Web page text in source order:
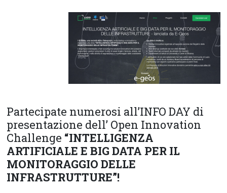
Partecipate numerosi all’INFO DAY di
presentazione dell’ Open Innovation
Challenge “INTELLIGENZA
ARTIFICIALE E BIG DATA PER IL
MONITORAGGIO DELLE
INFRASTRUTTURE”!